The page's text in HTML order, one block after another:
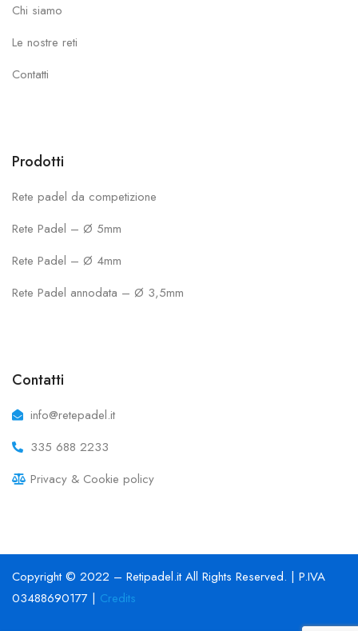
Chi siamo
Le nostre reti
Contatti
Prodotti
Rete padel da competizione
Rete Padel – Ø 5mm
Rete Padel – Ø 4mm
Rete Padel annodata – Ø 3,5mm
Contatti
info@retepadel.it
335 688 2233
Privacy & Cookie policy
Copyright © 2022 – Retipadel.it All Rights Reserved. | P.IVA
03488690177 | Credits